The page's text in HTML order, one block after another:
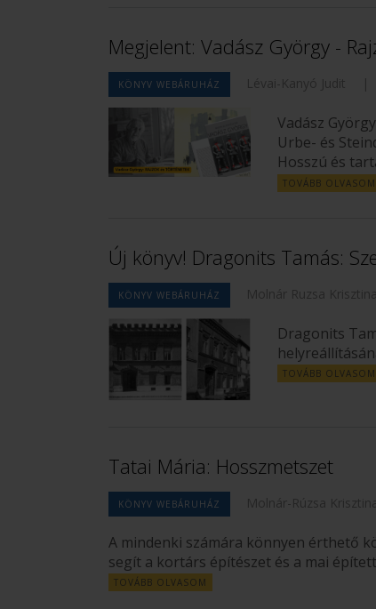
Megjelent: Vadász György -
KÖNYV WEBÁRUHÁZ Lévai-Kanyó Judit |
Vadász
Urbe- és
Hosszú és
TOVÁBB OLVASOM
Új könyv! Dragonits Tamás:
KÖNYV WEBÁRUHÁZ Molnár Ruzsa Krisztina
Dragonits
TOVÁBB OLVASOM
Tatai Mária: Hosszmetszet
KÖNYV WEBÁRUHÁZ Molnár-Rúzsa
A mindenki számára könnyen érthető
segít a kortárs építészet és a mai
TOVÁBB OLVASOM